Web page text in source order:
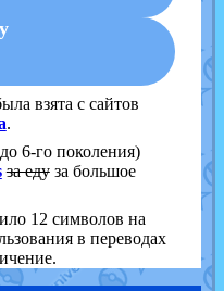
взята с сайтов
.
6-го поколения)
за едуза большое
12 символов на
в переводах